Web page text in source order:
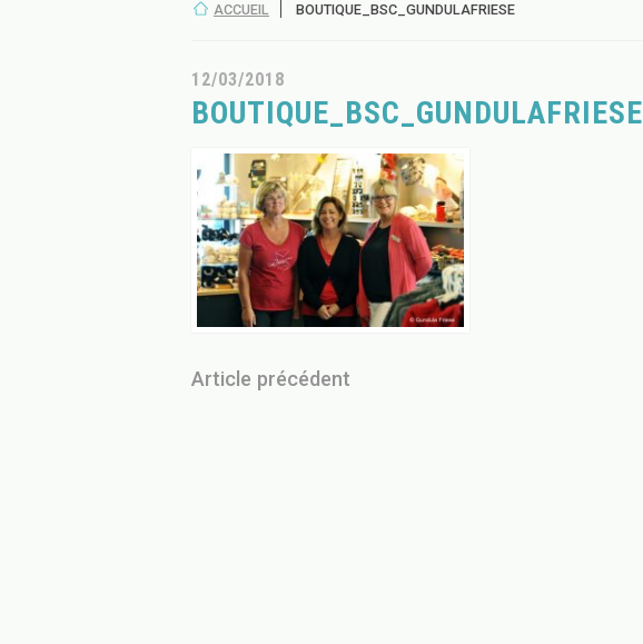
ACCUEIL BOUTIQUE_BSC_GUNDULAFRIESE
12/03/2018
BOUTIQUE_BSC_GUNDULAFRIESE
Article précédent